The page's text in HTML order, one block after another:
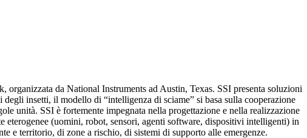
da National Instruments ad Austin, Texas. SSI presenta soluzioni
insetti, il modello di “intelligenza di sciame” si basa sulla cooperazione
unità. SSI è fortemente impegnata nella progettazione e nella realizzazione
eterogenee (uomini, robot, sensori, agenti software, dispositivi intelligenti) in
e territorio, di zone a rischio, di sistemi di supporto alle emergenze.